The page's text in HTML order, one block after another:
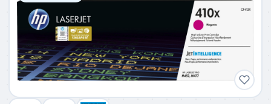
FRÉQUENCE
QUANTITÉ PAR LIVRAISON*
DATE DE PREMIÈRE LIVRAISON SOUHAITÉE